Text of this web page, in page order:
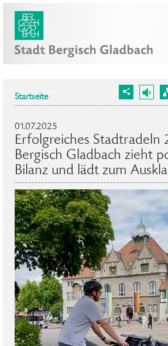
Startseite
01.07.2025
Erfolgreiches Stadtradeln
Bergisch Gladbach zieht
Bilanz und lädt zum